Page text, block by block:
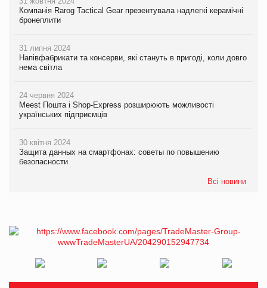
Компанія Rarog Tactical Gear презентувала надлегкі керамічні
бронеплити
31 липня 2024
Напівфабрикати та консерви, які стануть в пригоді, коли довго
нема світла
24 червня 2024
Meest Пошта і Shop-Express розширюють можливості
українських підприємців
30 квітня 2024
Защита данных на смартфонах: советы по повышению
безопасности
Всі новини